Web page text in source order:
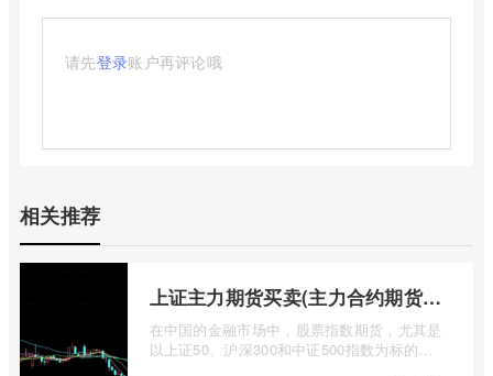
请先登录账户再评论哦
相关推荐
上证主力期货买卖(主力合约期货市场大盘)
在中国的金融市场中，股票指数期货，尤其是
以上证50、沪深300和中证500指数为标的的